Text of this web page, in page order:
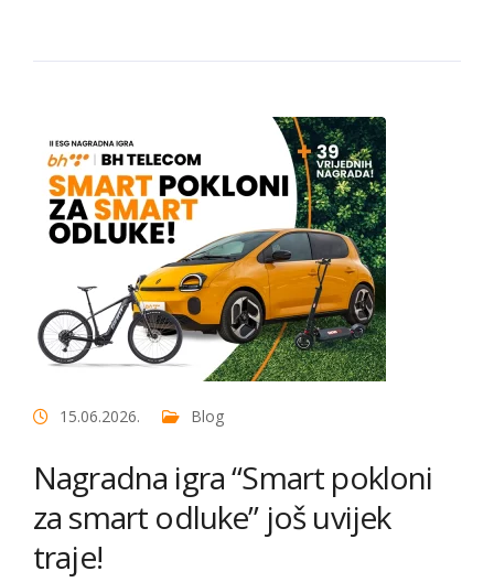
15.06.2026. Blog
Nagradna igra “Smart pokloni
za smart odluke” još uvijek
traje!